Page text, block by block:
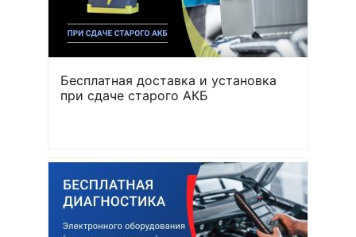
Бесплатная доставка и установка
при сдаче старого АКБ